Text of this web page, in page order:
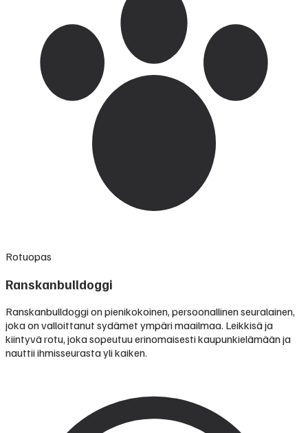
Rotuopas
Ranskanbulldoggi
Ranskanbulldoggi on pienikokoinen, persoonallinen seuralainen,
joka on valloittanut sydämet ympäri maailmaa. Leikkisä ja
kiintyvä rotu, joka sopeutuu erinomaisesti kaupunkielämään ja
nauttii ihmisseurasta yli kaiken.